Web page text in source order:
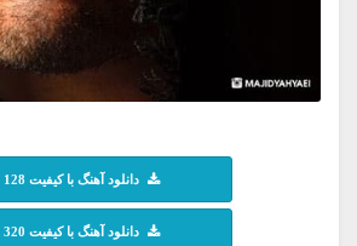
دانلود آهنگ با کیفیت 128
دانلود آهنگ با کیفیت 320